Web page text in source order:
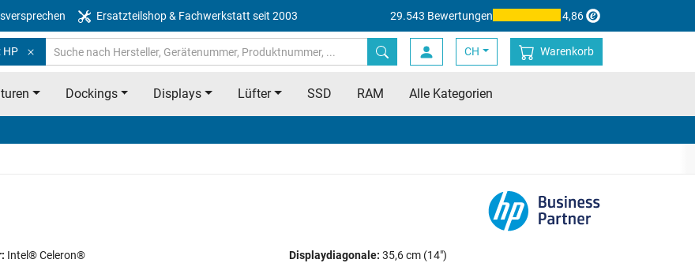
Ersatzteilshop & Fachwerkstatt seit 2003 29.543 Bewertungen 4,86
HP CH Warenkorb
Dockings Displays Lüfter SSD RAM Alle Kategorien
Intel® Celeron®
Displaydiagonale: 35,6 cm (14")